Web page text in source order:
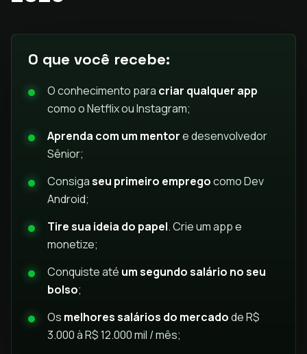
O que você recebe:
O conhecimento para criar qualquer app
como o Netflix ou Instagram;
Aprenda com um mentore desenvolvedor
Sênior;
Consigaseu primeiro empregocomo Dev
Android;
Tire sua ideia do papel. Crie um app e
monetize;
Conquiste até um segundo salário no seu
bolso;
Os melhores salários do mercadode R$
3.000 à R$ 12.000 mil / mês;